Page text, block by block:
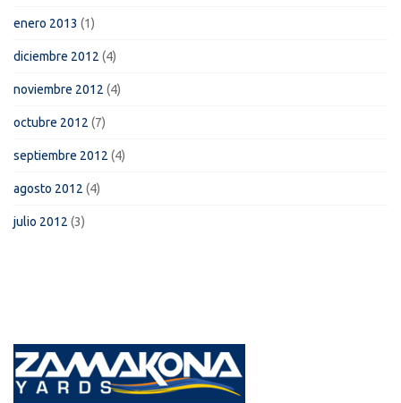
enero 2013 (1)
diciembre 2012 (4)
noviembre 2012 (4)
octubre 2012 (7)
septiembre 2012 (4)
agosto 2012 (4)
julio 2012 (3)